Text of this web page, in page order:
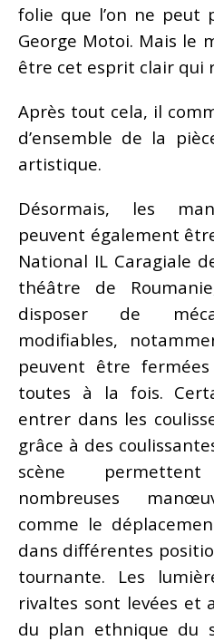
folie que l’on ne peut
George Motoi. Mais le
être cet esprit clair qui
Après tout cela, il
d’ensemble de la
artistique.
Désormais, les
peuvent également
National IL Caragiale
théâtre de
disposer de
modifiables,
peuvent être
toutes à la fois.
entrer dans les
grâce à des
scène
nombreuses
comme le
dans différentes
tournante. Les
rivaltes sont levées et
du plan ethnique du